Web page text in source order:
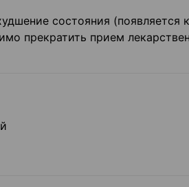
состояния (появляется
прекратить прием